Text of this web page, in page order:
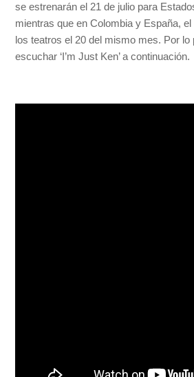
se estrenarán el 21 de julio para
mientras que en Colombia y España,
los teatros el 20 del mismo mes. Por lo
escuchar ‘I’m Just Ken’ a continuación.